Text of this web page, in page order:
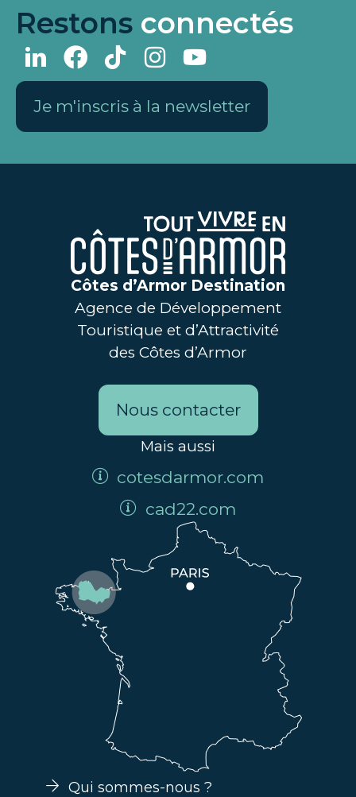
Restons connectés
Je m'inscris à la newsletter
Côtes d’Armor Destination
Agence de Développement
Touristique et d’Attractivité
des Côtes d’Armor
Nous contacter
Mais aussi
cotesdarmor.com
cad22.com
Qui sommes-nous ?